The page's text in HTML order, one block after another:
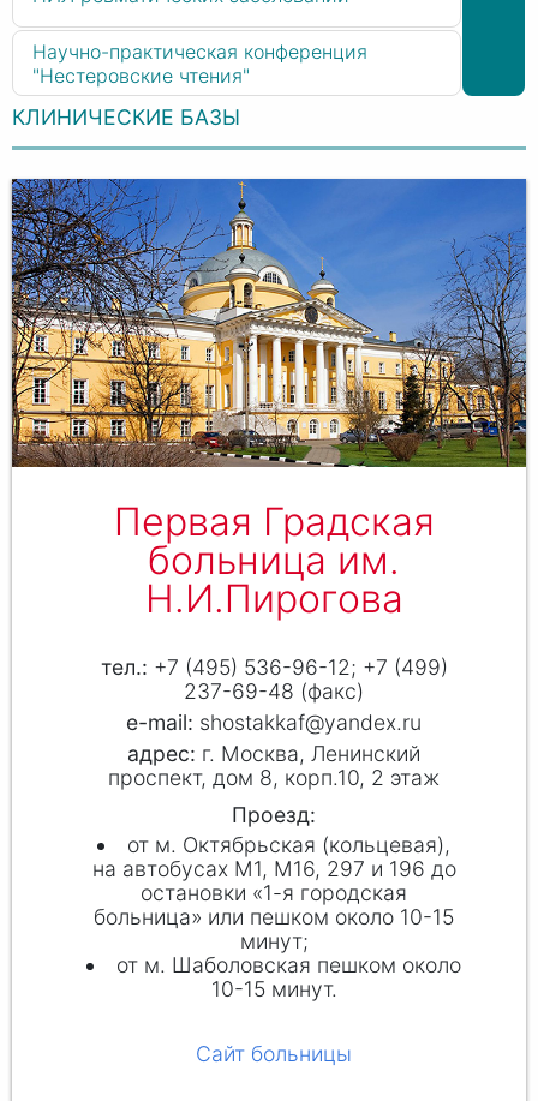
Научно-практическая конференция
"Нестеровские чтения"
КЛИНИЧЕСКИЕ БАЗЫ
Первая Градская
больница им.
Н.И.Пирогова
+7 (495) 536-96-12; +7 (499)
237-69-48 (факс)
shostakkaf@yandex.ru
г. Москва, Ленинский
проспект, дом 8, корп.10, 2 этаж
Проезд:
от м. Октябрьская (кольцевая),
на автобусах М1, М16, 297 и 196 до
остановки «1-я городская
больница» или пешком около 10-15
минут;
от м. Шаболовская пешком около
10-15 минут.
Сайт больницы